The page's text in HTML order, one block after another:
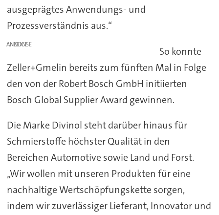
ausgeprägtes Anwendungs- und
Prozessverständnis aus.“
ANZEIGE
So konnte
Zeller+Gmelin bereits zum fünften Mal in Folge
den von der Robert Bosch GmbH initiierten
Bosch Global Supplier Award gewinnen.
Die Marke Divinol steht darüber hinaus für
Schmierstoffe höchster Qualität in den
Bereichen Automotive sowie Land und Forst.
„Wir wollen mit unseren Produkten für eine
nachhaltige Wertschöpfungskette sorgen,
indem wir zuverlässiger Lieferant, Innovator und